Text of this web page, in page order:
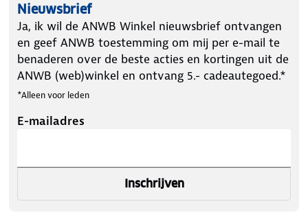
Nieuwsbrief
Ja, ik wil de ANWB Winkel nieuwsbrief ontvangen
en geef ANWB toestemming om mij per e-mail te
benaderen over de beste acties en kortingen uit de
ANWB (web)winkel en ontvang 5.- cadeautegoed.*
*Alleen voor leden
E-mailadres
Inschrijven